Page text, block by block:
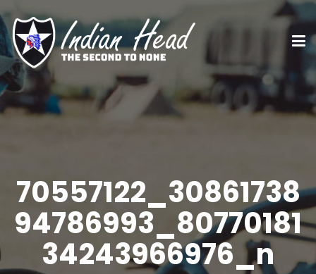
70557122_30861738
94786993_80770181
34243966976_n